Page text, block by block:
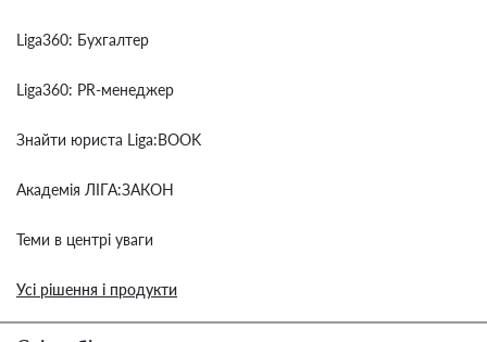
Liga360: Бухгалтер
Liga360: PR-менеджер
Знайти юриста Liga:BOOK
Академія ЛІГА:ЗАКОН
Теми в центрі уваги
Усі рішення і продукти